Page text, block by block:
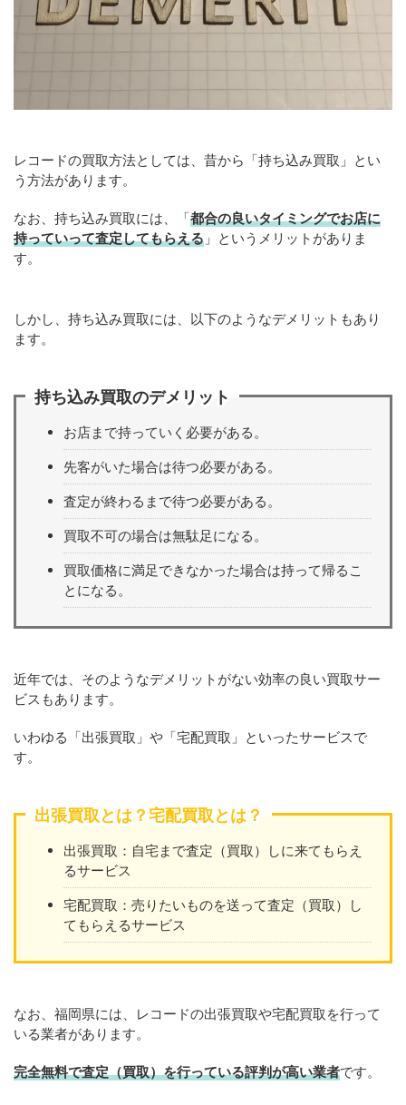
レコードの買取方法としては、昔から「持ち込み買取」とい
う方法があります。
なお、持ち込み買取には、「都合の良いタイミングでお店に
持っていって査定してもらえる 」というメリットがありま
す。
しかし、持ち込み買取には、以下のようなデメリットもあり
ます。
持ち込み買取のデメリット
お店まで持っていく必要がある。
先客がいた場合は待つ必要がある。
査定が終わるまで待つ必要がある。
買取不可の場合は無駄足になる。
買取価格に満足できなかった場合は持って帰るこ
とになる。
近年では、そのようなデメリットがない効率の良い買取サー
ビスもあります。
いわゆる「出張買取」や「宅配買取」といったサービスで
す。
出張買取とは？宅配買取とは？
出張買取：自宅まで査定（買取）しに来てもらえ
るサービス
宅配買取：売りたいものを送って査定（買取）し
てもらえるサービス
なお、福岡県には、レコードの出張買取や宅配買取を行って
いる業者があります。
完全無料で査定（買取）を行っている評判が高い業者です。